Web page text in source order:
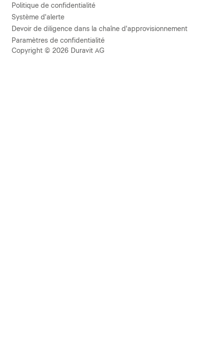
Politique de confidentialité
Système d'alerte
Devoir de diligence dans la chaîne d'approvisionnement
Paramètres de confidentialité
Copyright © 2026 Duravit AG